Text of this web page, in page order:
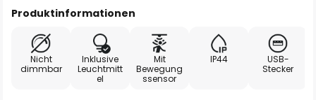
Produktinformationen
Nicht
dimmbar
Inklusive
Leuchtmitt
el
Mit
Bewegung
ssensor
IP44
USB-
Stecker